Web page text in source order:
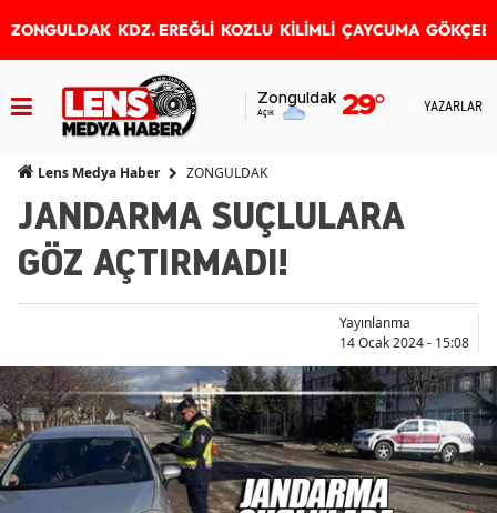
ZONGULDAK KDZ. EREĞLİ KOZLU KİLİMLİ ÇAYCUMA
Zonguldak
Açık 29° YAZARLAR
Lens Medya Haber ZONGULDAK
JANDARMA SUÇLULARA
GÖZ AÇTIRMADI!
Yayınlanma
14 Ocak 2024 - 15:08